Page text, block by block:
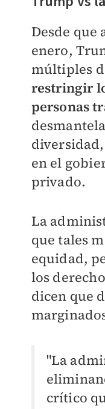
Desde que
enero,
múltiples
restringir
personas
en el
privado.
La
que tales
equidad,
los
dicen que
"La
crítico